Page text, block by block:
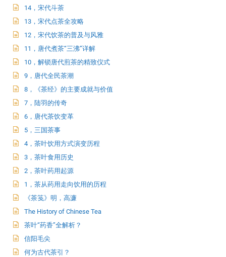
14，宋代斗茶
13，宋代点茶全攻略
12，宋代饮茶的普及与风雅
11，唐代煮茶“三沸”详解
10，解锁唐代煎茶的精致仪式
9，唐代全民茶潮
8，《茶经》的主要成就与价值
7，陆羽的传奇
6，唐代茶饮变革
5，三国茶事
4，茶叶饮用方式演变历程
3，茶叶食用历史
2，茶叶药用起源
1，茶从药用走向饮用的历程
《茶笺》明，高濂
The History of Chinese Tea
茶叶“药香”全解析？
信阳毛尖
何为古代茶引？